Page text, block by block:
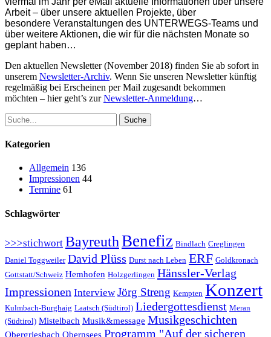
Arbeit – über unsere aktuellen Projekte, über
besondere Veranstaltungen des UNTERWEGS-Teams und
über weitere Aktionen, die wir für die nächsten Monate so
geplant haben…
Den aktuellen Newsletter (November 2018) finden Sie ab sofort in
unserem Newsletter-Archiv. Wenn Sie unseren Newsletter künftig
regelmäßig bei Erscheinen per Mail zugesandt bekommen
möchten – hier geht’s zurNewsletter-Anmeldung…
Suche
Kategorien
Allgemein 136
Impressionen 44
Termine 61
Schlagwörter
>>>stichwort BayreuthBenefiz Bindlach Creglingen
Daniel Toggweiler David Plüss Durst nach Leben ERF Goldkronach
Gottstatt/Schweiz Hemhofen Holzgerlingen Hänssler-Verlag
Impressionen Interview Jörg Streng Kempten Konzert
Kulmbach-Burghaig Laatsch (Südtirol) Liedergottesdienst Meran
(Südtirol) Mistelbach Musik&message Musikgeschichten
Obergriesbach Obernsees Programm "Auf der sicheren